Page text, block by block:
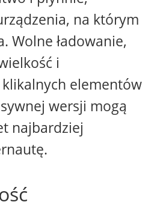
na którym
Wolne ładowanie,
i
elementów
wersji mogą
najbardziej